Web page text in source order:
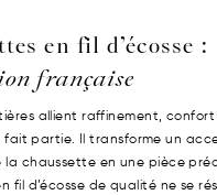
en fil d’écosse :
française
allient raffinement,
fait partie. Il transforme un
chaussette en une pièce
fil d’écosse de qualité ne se